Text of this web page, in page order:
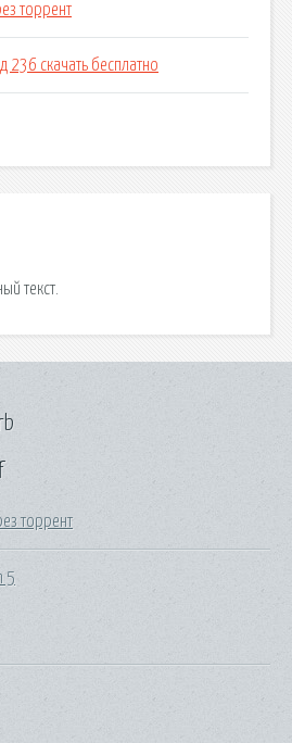
торрент
236 скачать бесплатно
текст.
торрент
5